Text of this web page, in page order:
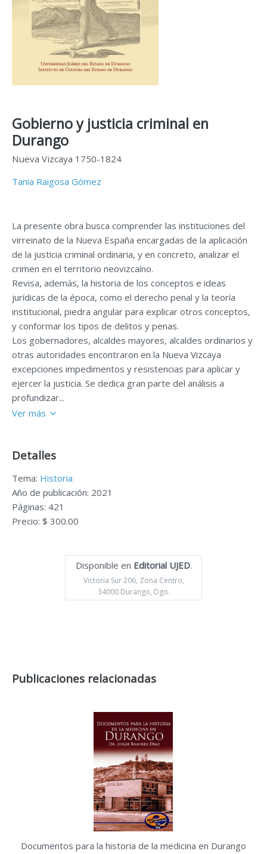
Gobierno y justicia criminal en
Durango
Nueva Vizcaya 1750-1824
Tania Raigosa Gómez
La presente obra busca comprender las instituciones del
virreinato de la Nueva España encargadas de la aplicación
de la justicia criminal ordinaria, y en concreto, analizar el
crimen en el territorio neovizcaíno.
Revisa, además, la historia de los conceptos e ideas
jurídicas de la época, como el derecho penal y la teoría
institucional, piedra angular para explicar otros conceptos,
y conformar los tipos de delitos y penas.
Los gobernadores, alcaldes mayores, alcaldes ordinarios y
otras autoridades encontraron en la Nueva Vizcaya
excepciones impedimentos y resistencias para aplicar y
ejercer la justicia. Se dedica gran parte del análisis a
profundizar...
Ver más
Detalles
Tema: Historia
Año de publicación: 2021
Páginas: 421
Precio: $ 300.00
Disponible en Editorial UJED.
Victoria Sur 206, Zona Centro,
34000 Durango, Dgo.
Publicaciones relacionadas
Documentos para la historia de la medicina en Durango